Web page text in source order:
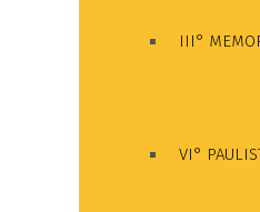
III°
VI°